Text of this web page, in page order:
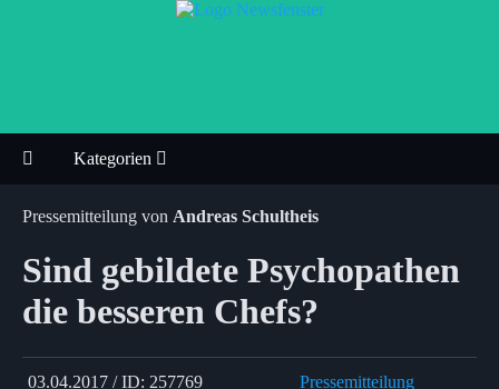
Kategorien
Pressemitteilung von Andreas Schultheis
Sind gebildete Psychopathen
die besseren Chefs?
03.04.2017 / ID: 257769
Pressemitteilung